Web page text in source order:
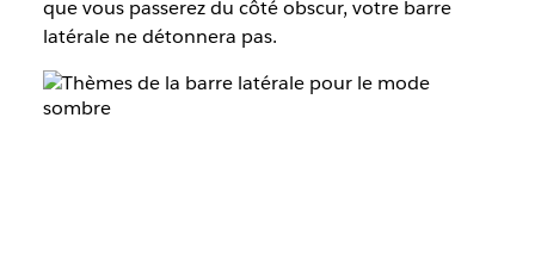
que vous passerez du côté obscur, votre barre
latérale ne détonnera pas.